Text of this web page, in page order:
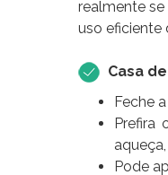
realmente
uso eficiente
Casa
Feche
Prefira
Pode